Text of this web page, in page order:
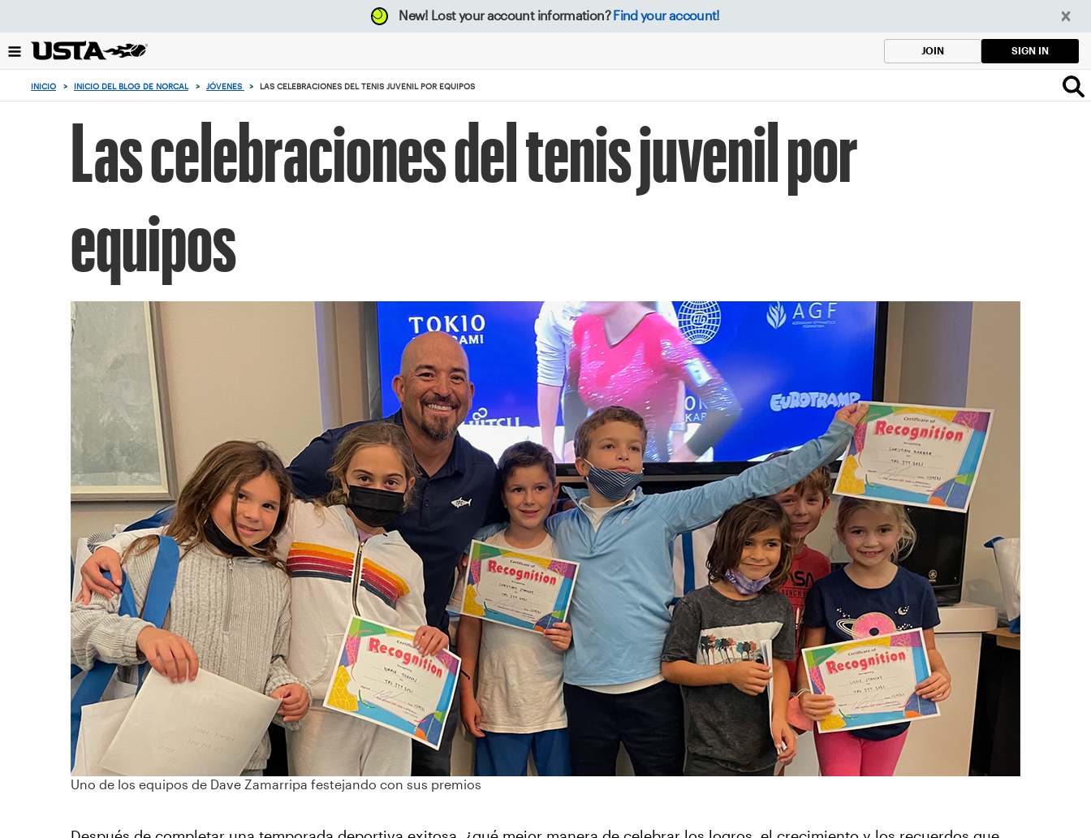
el
botón
New! Lost your account information? Find your account!
JOIN SIGN IN
INICIO > INICIO DEL BLOG DE NORCAL > JÓVENES > LAS CELEBRACIONES DEL TENIS JUVENIL POR EQUIPOS
Las celebraciones del tenis juvenil por
equipos
Uno de los equipos de Dave Zamarripa festejando con sus premios